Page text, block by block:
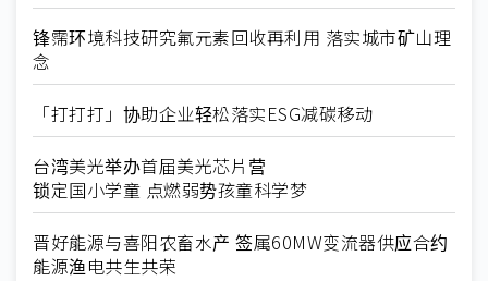
锋霈环境科技研究氟元素回收再利用 落实城市矿山理
念
「打打打」协助企业轻松落实ESG减碳移动
台湾美光举办首届美光芯片营
锁定国小学童 点燃弱势孩童科学梦
晋好能源与喜阳农畜水产 签属60MW变流器供应合约
能源渔电共生共荣